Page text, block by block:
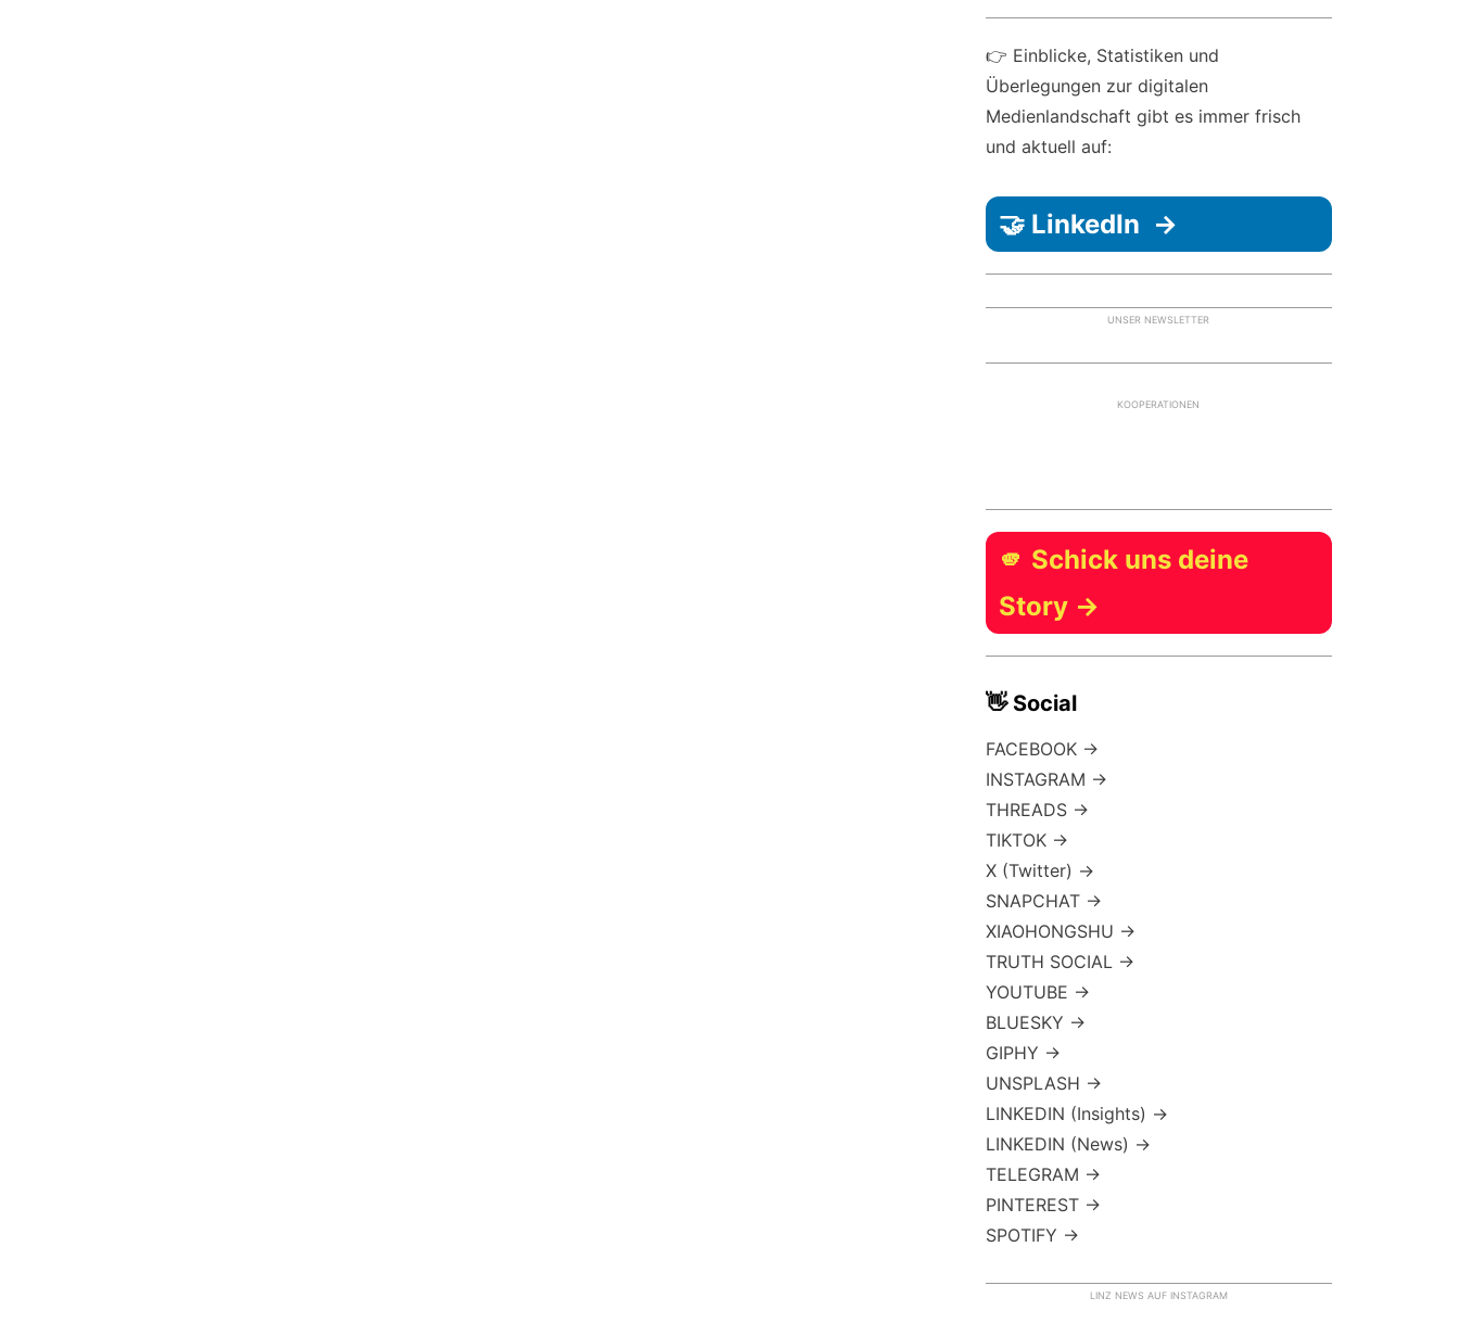
👉 Einblicke, Statistiken und
Überlegungen zur digitalen
Medienlandschaft gibt es immer frisch
und aktuell auf:
🤝 LinkedIn →
UNSER NEWSLETTER
KOOPERATIONEN
🫵 Schick uns deine
Story →
👋 Social
FACEBOOK →
INSTAGRAM →
THREADS →
TIKTOK →
X (Twitter) →
SNAPCHAT →
XIAOHONGSHU →
TRUTH SOCIAL →
YOUTUBE →
BLUESKY →
GIPHY →
UNSPLASH →
LINKEDIN (Insights) →
LINKEDIN (News) →
TELEGRAM →
PINTEREST →
SPOTIFY →
LINZ NEWS AUF INSTAGRAM